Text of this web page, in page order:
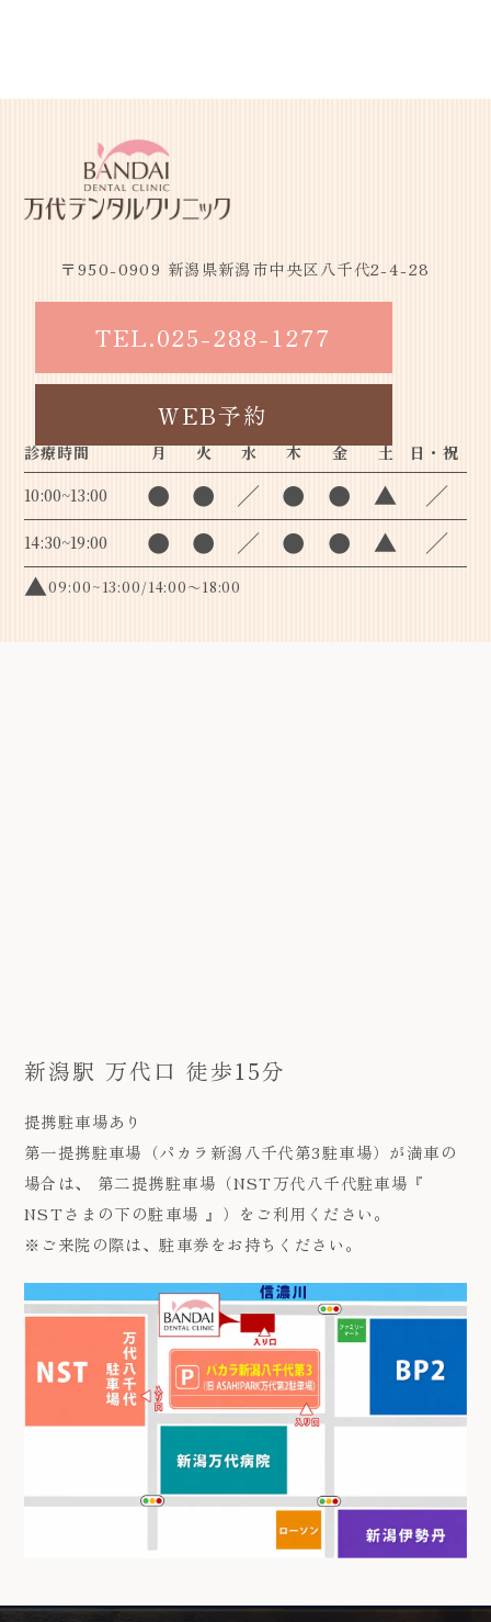
〒950-0909 新潟県新潟市中央区八千代2-4-28
TEL.025-288-1277
WEB予約
診療時間 月 火 水 木 金 土
日・祝
10:00~13:00
● ● ／ ● ● ▲ ／
14:30~19:00 ● ● ／ ● ● ▲
／
▲09:00~13:00/14:00～18:00
新潟駅 万代口 徒歩15分
提携駐車場あり
第一提携駐車場（パカラ新潟八千代第3駐車場）が満車の
場合は、 第二提携駐車場（NST万代八千代駐車場『
NSTさまの下の駐車場 』）をご利用ください。